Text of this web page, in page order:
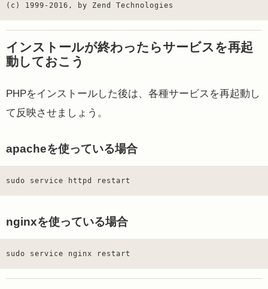
(c) 1999-2016, by Zend Technologies
インストールが終わったらサービスを再起
動しておこう
PHPをインストールした後は、各種サービスを再起動し
て反映させましょう。
apacheを使っている場合
sudo service httpd restart
nginxを使っている場合
sudo service nginx restart